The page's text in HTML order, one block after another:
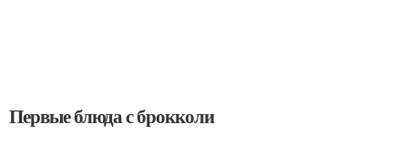
Первые блюда с брокколи